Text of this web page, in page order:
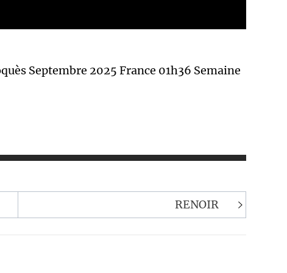
Septembre 2025 France 01h36 Semaine
RENOIR